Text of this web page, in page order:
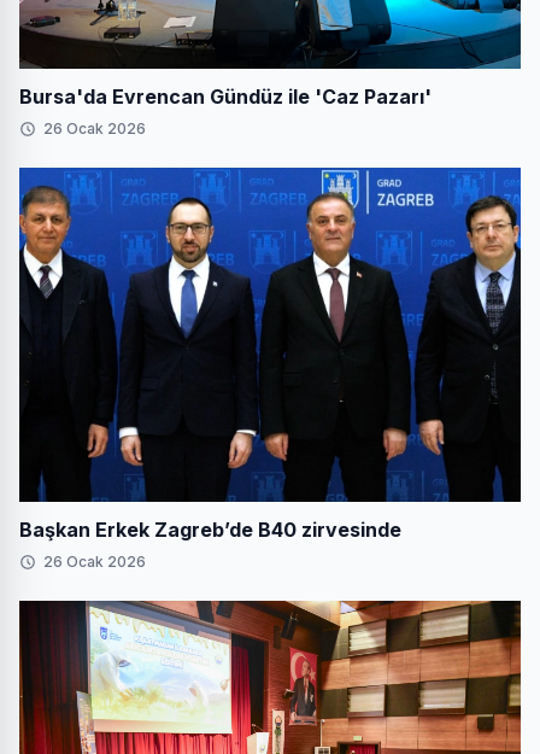
Bursa'da Evrencan Gündüz ile 'Caz Pazarı'
26 Ocak 2026
Başkan Erkek Zagreb’de B40 zirvesinde
26 Ocak 2026